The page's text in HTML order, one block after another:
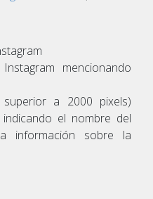
mencionando
a 2000 pixels)
indicando el nombre del
información sobre la